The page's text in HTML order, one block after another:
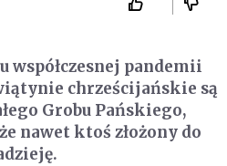
współczesnej pandemii
chrześcijańskie są
Grobu Pańskiego,
nawet ktoś złożony do